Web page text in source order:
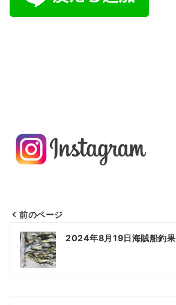
投
稿
ナ
ビ
前のページ
2024年8月19日海賊船釣果